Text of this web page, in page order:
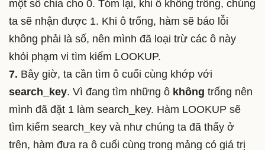
một số chia cho 0. Tóm lại, khi ô không trống, chúng
ta sẽ nhận được 1. Khi ô trống, hàm sẽ báo lỗi
không phải là số, nên mình đã loại trừ các ô này
khỏi phạm vi tìm kiếm LOOKUP.
7. Bây giờ, ta cần tìm ô cuối cùng khớp với
search_key. Vì đang tìm những ô không trống nên
mình đã đặt 1 làm search_key. Hàm LOOKUP sẽ
tìm kiếm search_key và như chúng ta đã thấy ở
trên, hàm đưa ra ô cuối cùng trong mảng có giá trị